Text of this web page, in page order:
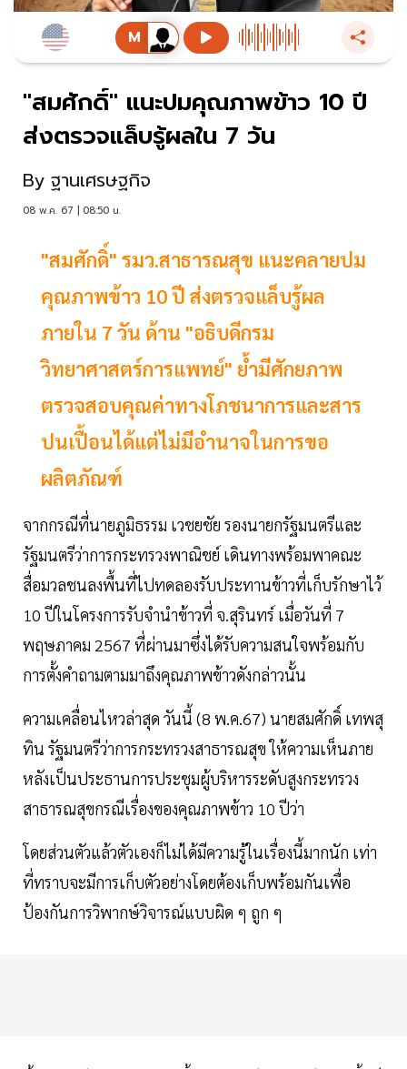
"สมศักดิ์" แนะปมคุณภาพข้าว 10 ปี
ส่งตรวจแล็บรู้ผลใน 7 วัน
By ฐานเศรษฐกิจ
08 พ.ค. 67 | 08:50 น.
"สมศักดิ์" รมว.สาธารณสุข แนะคลายปม
คุณภาพข้าว 10 ปี ส่งตรวจแล็บรู้ผล
ภายใน 7 วัน ด้าน "อธิบดีกรม
วิทยาศาสตร์การแพทย์" ย้ำมีศักยภาพ
ตรวจสอบคุณค่าทางโภชนาการและสาร
ปนเปื้อนได้แต่ไม่มีอำนาจในการขอ
ผลิตภัณฑ์
จากกรณีที่นายภูมิธรรม เวชยชัย รองนายกรัฐมนตรีและ
รัฐมนตรีว่าการกระทรวงพาณิชย์ เดินทางพร้อมพาคณะ
สื่อมวลชนลงพื้นที่ไปทดลองรับประทานข้าวที่เก็บรักษาไว้
10 ปีในโครงการรับจำนำข้าวที่ จ.สุรินทร์ เมื่อวันที่ 7
พฤษภาคม 2567 ที่ผ่านมาซึ่งได้รับความสนใจพร้อมกับ
การตั้งคำถามตามมาถึงคุณภาพข้าวดังกล่าวนั้น
ความเคลื่อนไหวล่าสุด วันนี้ (8 พ.ค.67) นายสมศักดิ์ เทพสุ
ทิน รัฐมนตรีว่าการกระทรวงสาธารณสุข ให้ความเห็นภาย
หลังเป็นประธานการประชุมผู้บริหารระดับสูงกระทรวง
สาธารณสุขกรณีเรื่องของคุณภาพข้าว 10 ปีว่า
โดยส่วนตัวแล้วตัวเองก็ไม่ได้มีความรู้ในเรื่องนี้มากนัก เท่า
ที่ทราบจะมีการเก็บตัวอย่างโดยต้องเก็บพร้อมกันเพื่อ
ป้องกันการวิพากษ์วิจารณ์แบบผิด ๆ ถูก ๆ